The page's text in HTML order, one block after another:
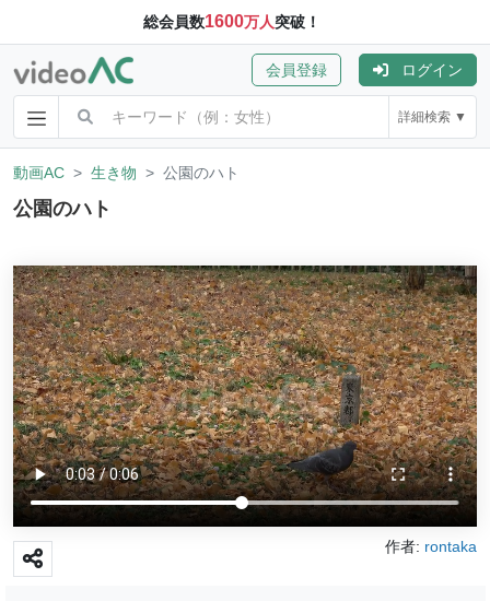
総会員数1600万人突破！
会員登録 ログイン
詳細検索 ▼
動画AC 生き物 公園のハト
公園のハト
作者: rontaka